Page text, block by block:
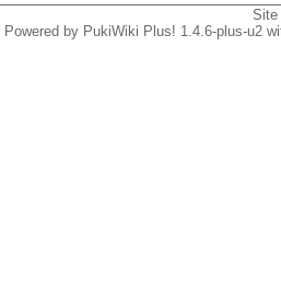
Powered by PukiWiki Plus! 1.4.6-plus-u2